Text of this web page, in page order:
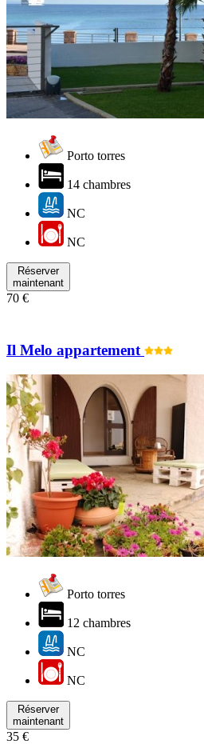
Porto torres
14 chambres
NC
NC
Réserver
maintenant
70 €
Il Melo appartement
Porto torres
12 chambres
NC
NC
Réserver
maintenant
35 €